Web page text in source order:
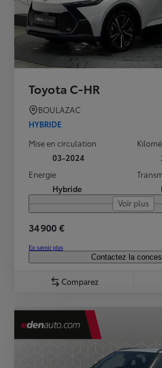
Toyota C-HR
BOULAZAC
HYBRIDE
Mise en circulation
03-2024
Energie
Hybride
Voir plus
34 900 €
En savoir plus
Contactez la
Comparez